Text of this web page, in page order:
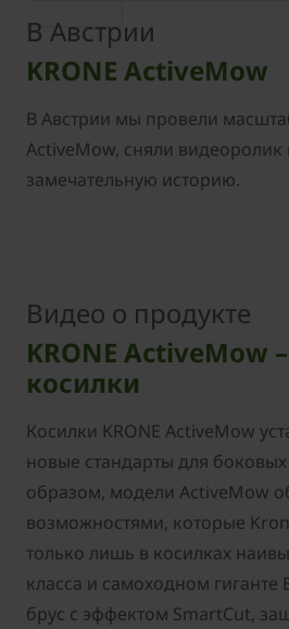
В Австрии
KRONE ActiveMow
В Австрии мы провели
ActiveMow, сняли видеоролик
замечательную историю.
Видео о продукте
KRONE ActiveMow
косилки
Косилки KRONE ActiveMow
новые стандарты для
образом, модели ActiveMow
возможностями, которые
только лишь в косилках
класса и самоходном
брус c эффектом SmartCut,